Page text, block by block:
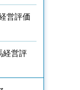
営評価
経営評